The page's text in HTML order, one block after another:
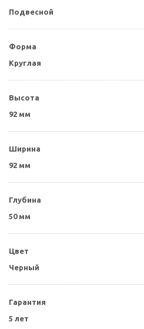
Подвесной
Форма
Круглая
Высота
92 мм
Ширина
92 мм
Глубина
50 мм
Цвет
Черный
Гарантия
5 лет